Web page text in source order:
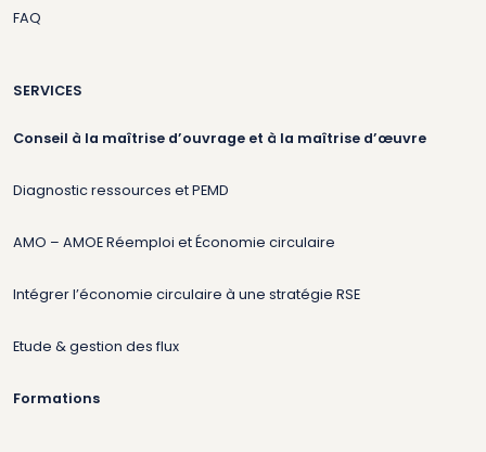
FAQ
SERVICES
Conseil à la maîtrise d’ouvrage et à la maîtrise d’œuvre
Diagnostic ressources et PEMD
AMO – AMOE Réemploi et Économie circulaire
Intégrer l’économie circulaire à une stratégie RSE
Etude & gestion des flux
Formations